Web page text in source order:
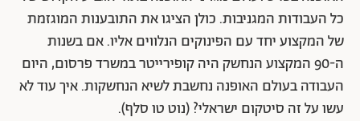
כל העבודות המגניבות. כולן הציגו את התובענות המוגזמת
של המקצוע יחד עם הפינוקים הנלווים אליו. אם בשנות
ה-90 המקצוע הנחשק היה קופירייטר במשרד פרסום, היום
העבודה בעולם האופנה נחשבת לשיא הנחשקות. איך עוד לא
עשו על זה סיטקום ישראלי? (נוט טו סלף).